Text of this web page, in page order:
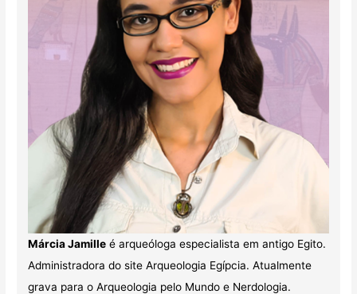
Márcia Jamilleé arqueóloga especialista em antigo Egito.
Administradora do site Arqueologia Egípcia. Atualmente
grava para o Arqueologia pelo Mundo e Nerdologia.